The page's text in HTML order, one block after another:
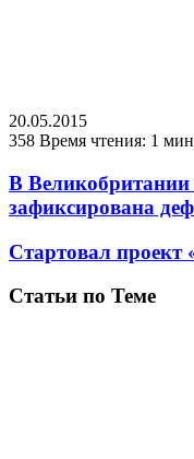
20.05.2015
358 Время чтения: 1
В Великобритании
зафиксирована
Стартовал проект
Статьи по Теме